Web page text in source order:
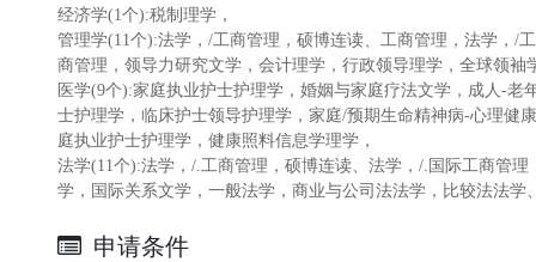
经济学(1个):税制理学，
管理学(11个):法学，/工商管理，硕博连读、工商管理，法学，/
商管理，领导力研究文学，会计理学，行政领导理学，全球领
医学(9个):家庭执业护士护理学，婚姻与家庭疗法文学，成人-
士护理学，临床护士领导护理学，家庭/预期生命精神病-心理健
庭执业护士护理学，健康照料信息学理学，
法学(11个):法学，/.工商管理，硕博连读、法学，/.国际工商管
学，国际关系文学，一般法学，商业与公司法法学，比较法法
申请条件